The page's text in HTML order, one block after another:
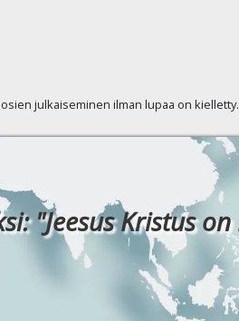
julkaiseminen ilman lupaa on kielletty.
"Jeesus Kristus